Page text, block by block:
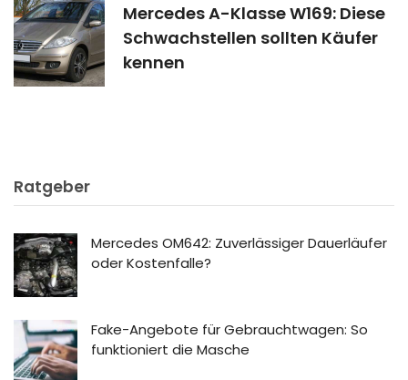
Mercedes A-Klasse W169: Diese
Schwachstellen sollten Käufer
kennen
Ratgeber
Mercedes OM642: Zuverlässiger Dauerläufer
oder Kostenfalle?
Fake-Angebote für Gebrauchtwagen: So
funktioniert die Masche